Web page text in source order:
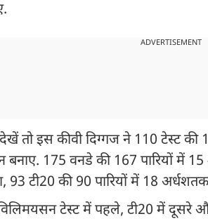
ADVERTISEMENT
तो इस कीवी दिग्गज ने 110 टेस्ट
बनाए. 175 वनडे की 167 पारियों में
टी20 की 90 पारियों में 18
विलिमयसन टेस्ट में पहले, टी20 में